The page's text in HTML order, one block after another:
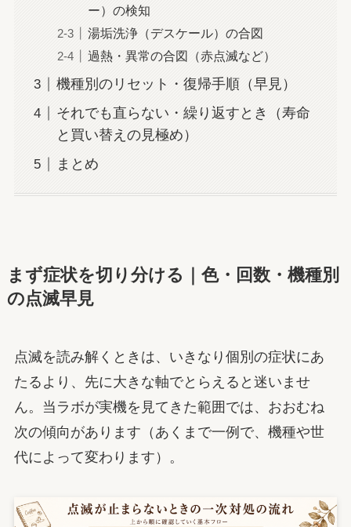
ー）の検知
湯垢洗浄（デスケール）の合図
過熱・異常の合図（赤点滅など）
機種別のリセット・復帰手順（早見）
それでも直らない・繰り返すとき（寿命
と買い替えの見極め）
まとめ
まず症状を切り分ける｜色・回数・機種別
の点滅早見
点滅を読み解くときは、いきなり個別の症状にあ
たるより、先に大きな軸でとらえると迷いませ
ん。当ラボが実機を見てきた範囲では、おおむね
次の傾向があります（あくまで一例で、機種や世
代によって変わります）。